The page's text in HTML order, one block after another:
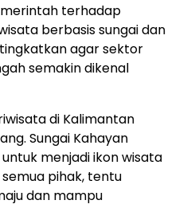
terhadap
berbasis sungai dan
agar sektor
semakin dikenal
di Kalimantan
Sungai Kahayan
menjadi ikon wisata
pihak, tentu
dan mampu